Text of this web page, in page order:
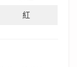
紅